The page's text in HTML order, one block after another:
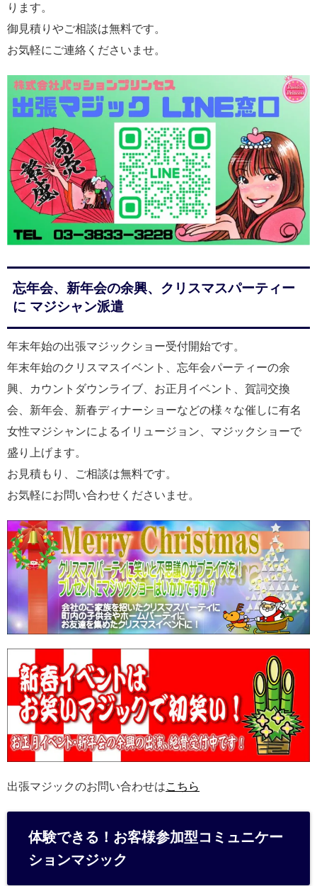
ります。
御見積りやご相談は無料です。
お気軽にご連絡くださいませ。
忘年会、新年会の余興、クリスマスパーティー
に マジシャン派遣
年末年始の出張マジックショー受付開始です。
年末年始のクリスマスイベント、忘年会パーティーの余
興、カウントダウンライブ、お正月イベント、賀詞交換
会、新年会、新春ディナーショーなどの様々な催しに有名
女性マジシャンによるイリュージョン、マジックショーで
盛り上げます。
お見積もり、ご相談は無料です。
お気軽にお問い合わせくださいませ。
出張マジックのお問い合わせはこちら
体験できる！お客様参加型コミュニケー
ションマジック